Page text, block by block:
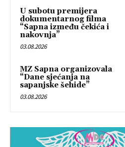
U subotu premijera
dokumentarnog filma
“Sapna između čekića i
nakovnja”
03.08.2026
MZ Sapna organizovala
“Dane sjećanja na
sapanjske šehide”
03.08.2026